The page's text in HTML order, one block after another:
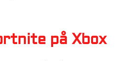
på Xbox